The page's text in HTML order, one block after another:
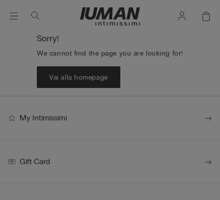
Sorry!
We cannot find the page you are looking for!
Vai alla homepage
My Intimissimi
Gift Card